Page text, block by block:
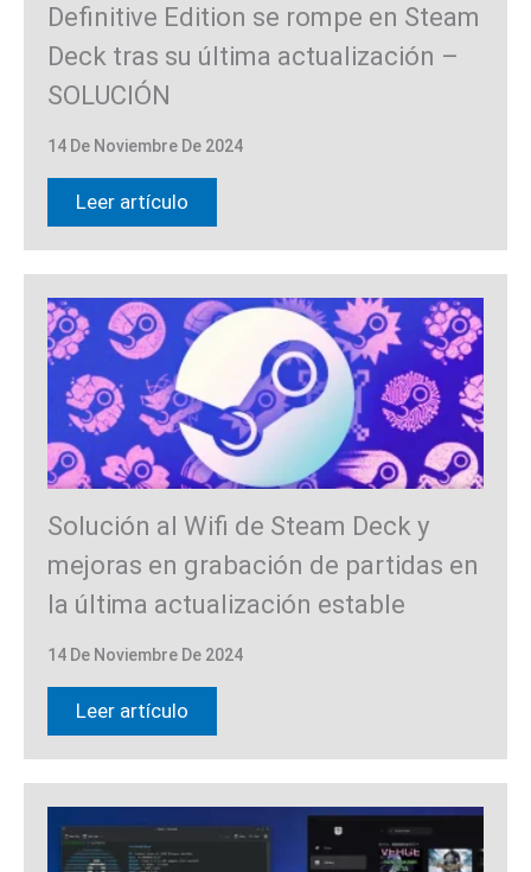
Definitive Edition se rompe en Steam
Deck tras su última actualización –
SOLUCIÓN
14 De Noviembre De 2024
Leer artículo
Solución al Wifi de Steam Deck y
mejoras en grabación de partidas en
la última actualización estable
14 De Noviembre De 2024
Leer artículo